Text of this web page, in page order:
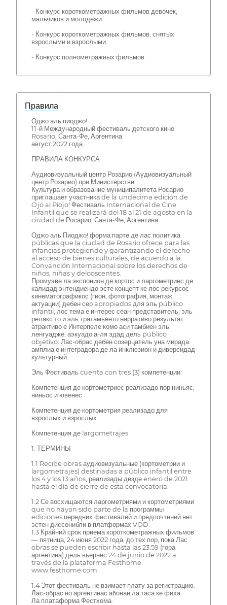
- Конкурс короткометражных фильмов девочек,
мальчиков и молодежи
- Конкурс короткометражных фильмов, снятых
взрослыми и взрослыми
- Конкурс полнометражных фильмов
Правила
Оджо аль пиоджо!
11-й Международный фестиваль детского кино
Rosario, Санта-Фе, Аргентина
август 2022 года
ПРАВИЛА КОНКУРСА
Аудиовизуальный центр Розарио (Аудиовизуальный
центр Розарио) при Министерстве
Культура и образование муниципалитета Росарио
приглашает участника de la undécima edición de
Ojo al Piojo! Фестиваль Internacional de Cine
Infantil que se realizará del 18 al 21 de agosto en la
ciudad de Росарио, Санта-Фе, Аргентина.
Оджо аль Пиоджо! форма парте де лас политика
públicas que la ciudad de Rosario ofrece para las
infancias protegiendo y garantizando el derecho
al acceso de bienes culturales, de acuerdo a la
Convanción Internacional sobre los derechos de
niños, niñas y delooscentes.
Промуэве ла экспонион де кортос и ларгометриес де
калидад энтендиендо эсте концепт ке лос рекурсос
кинематографикос (гион, фотография, монтаж,
актуации) дебен сер apropiados для эль público
infantil; лос тема е интерес сеан представитель, эль
релакс то и эль тратамьенто нарративо результат
атрактиво е Интерпеле комо аси тамбиен эль
ленгуадже, аэкуадо а-ля эдад дель público
objetivo. Лас-обрас дебен созерцатель уна мирада
амплиа е интеградора де ла инклюзион и диверсидад
культурный.
Эль Фестиваль cuenta con tres (3) компетенции:
Компетенция де кортометриес реализадо пор ниньяс,
ниньос и ювенес
Компетенция де кортометрия реализадо для
взрослых и взрослых
Компетенция де largometrajes
1. ТЕРМИНЫ
1.1 Recibe obras аудиовизуальные (кортометрии и
largometrajes) destinadas a público infantil entre
los 4 y los 13 años, реализады дезде enero de 2021
hasta el día de cierre de esta convocatoria.
1.2 Се восхищаются ларгометриями и кортометриями
que no hayan sido parte de la программы
ediciones передних фестивалей и предпочтений нет
эстен диссонибли в платформах VOD.
1.3 Крайний срок приема короткометражных фильмов
— пятница, 24 июня 2022 года, до тех пор, пока Лас
obras se pueden escribir hasta las 23.59 (гора
аргентина) дель вьернес 24 de junio de 2022 a
través de la plataforma Festhome
www.festhome.com
1.4 Этот фестиваль не взимает плату за регистрацию.
Лас-обрас но аргентинас абонан ла таса ке фиха
Ла платаформа Фестхома.